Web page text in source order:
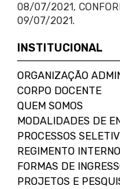
08/07/2021,
09/07/2021.
INSTITUCIONAL
ORGANIZAÇÃO
CORPO DOCENTE
QUEM SOMOS
MODALIDADES DE
PROCESSOS
REGIMENTO INTERNO
FORMAS DE
PROJETOS E